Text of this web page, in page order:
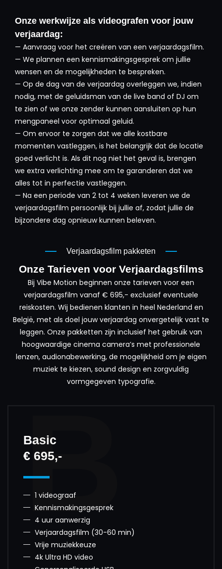
Onze werkwijze als videografen voor jouw
verjaardag:
— Aanvraag voor het creëren van een verjaardagsfilm.
— We plannen een kennismakingsgesprek om jullie
wensen en de mogelijkheden te bespreken.
— Op de dag van de verjaardag overleggen we, indien
nodig, met de geluidsman van de live band of DJ om
te zien of we onze zender kunnen aansluiten op hun
mengpaneel voor optimaal geluid.
— Om ervoor te zorgen dat we alle kostbare
momenten vastleggen, is het belangrijk dat de locatie
goed verlicht is. Als dit nog niet het geval is, brengen
we extra verlichting mee om te garanderen dat we
alles tot in perfectie vastleggen.
— Na een periode van 2 tot 4 weken leveren we de
verjaardagsfilm persoonlijk bij jullie af, zodat jullie de
bijzondere dag opnieuw kunnen beleven.
Verjaardagsfilm pakketen
Onze Tarieven voor Verjaardagsfilms
Bij Vibe Motion beginnen onze tarieven voor een
verjaardagsfilm vanaf € 695,- exclusief eventuele
reiskosten. Wij bedienen klanten in heel Nederland en
België, met als doel jouw verjaardag onvergetelijk vast te
leggen. Onze pakketten zijn inclusief het gebruik van
hoogwaardige cinema camera’s met professionele
lenzen, audionabewerking, de mogelijkheid om je eigen
muziek te kiezen, sound design en zorgvuldig
vormgegeven typografie.
Basic
€ 695,-
B
1 videograaf
Kennismakingsgesprek
4 uur aanwerzig
Verjaardagsfilm (30-60 min)
Vrije muziekkeuze
4k Ultra HD video